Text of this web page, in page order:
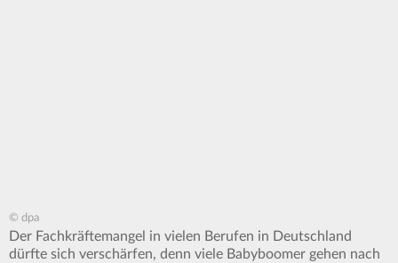
© dpa
Der Fachkräftemangel in vielen Berufen in Deutschland
dürfte sich verschärfen, denn viele Babyboomer gehen nach